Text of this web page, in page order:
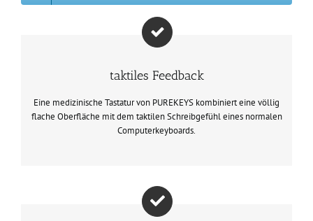
taktiles Feedback
Eine medizinische Tastatur von PUREKEYS kombiniert eine völlig
flache Oberfläche mit dem taktilen Schreibgefühl eines normalen
Computerkeyboards.